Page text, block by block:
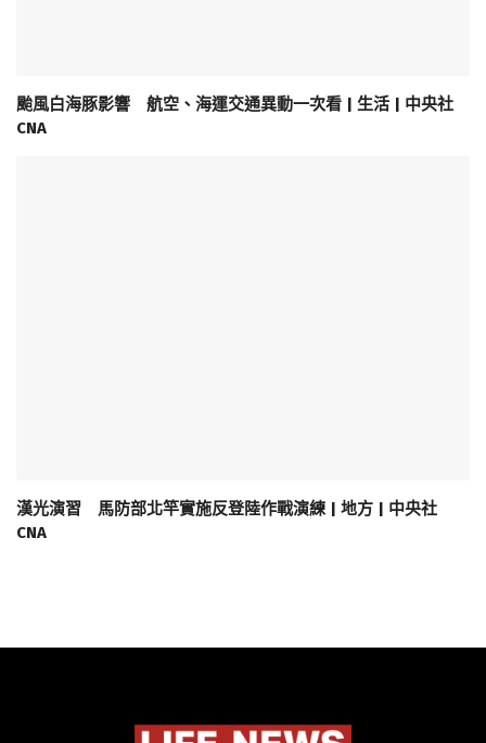
颱風白海豚影響 航空、海運交通異動一次看 | 生活 | 中央社
CNA
漢光演習 馬防部北竿實施反登陸作戰演練 | 地方 | 中央社
CNA